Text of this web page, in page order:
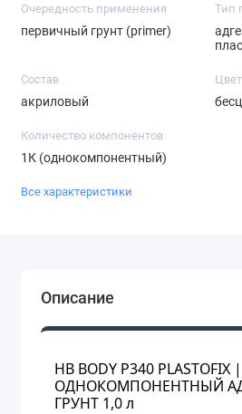
Очередность применения
первичный грунт (primer)
Тип
Состав
акриловый
Цвет
Количество компонентов
1К (однокомпонентный)
Все характеристики
Описание
HB BODY P340 PLASTOFIX |
ОДНОКОМПОНЕНТНЫЙ
ГРУНТ 1,0 л